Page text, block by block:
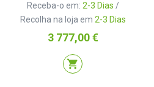
Receba-o em: 2-3 Dias /
Recolha na loja em 2-3 Dias
Preço
3 777,00 €
shopping_cart